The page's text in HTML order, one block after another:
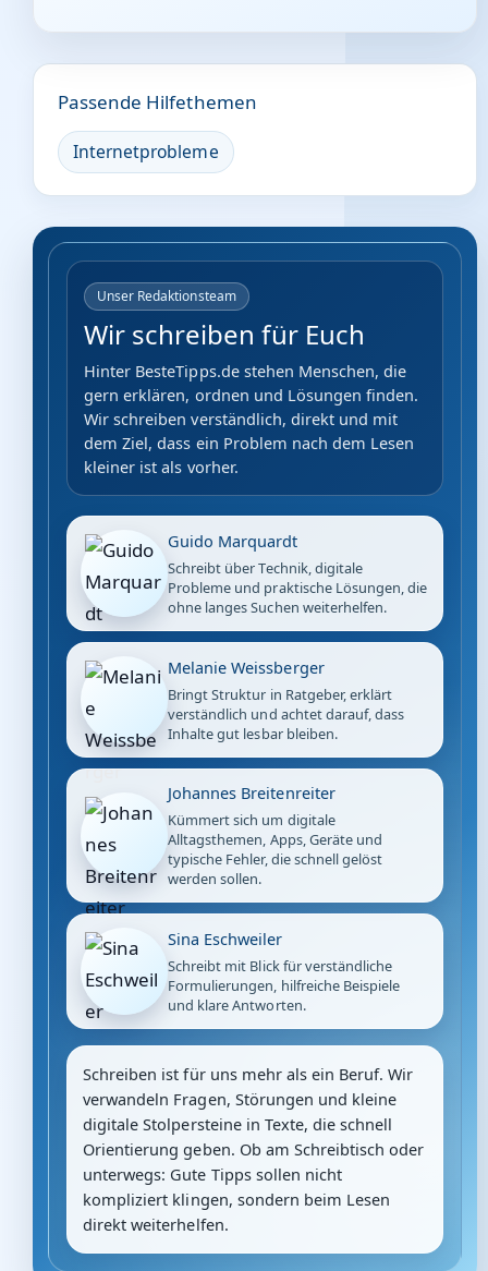
Passende Hilfethemen
Internetprobleme
Unser Redaktionsteam
Wir schreiben für Euch
Hinter BesteTipps.de stehen Menschen, die
gern erklären, ordnen und Lösungen finden.
Wir schreiben verständlich, direkt und mit
dem Ziel, dass ein Problem nach dem Lesen
kleiner ist als vorher.
Guido Marquardt
Schreibt über Technik, digitale
Probleme und praktische Lösungen, die
ohne langes Suchen weiterhelfen.
Melanie Weissberger
Bringt Struktur in Ratgeber, erklärt
verständlich und achtet darauf, dass
Inhalte gut lesbar bleiben.
Johannes Breitenreiter
Kümmert sich um digitale
Alltagsthemen, Apps, Geräte und
typische Fehler, die schnell gelöst
werden sollen.
Sina Eschweiler
Schreibt mit Blick für verständliche
Formulierungen, hilfreiche Beispiele
und klare Antworten.
Schreiben ist für uns mehr als ein Beruf. Wir
verwandeln Fragen, Störungen und kleine
digitale Stolpersteine in Texte, die schnell
Orientierung geben. Ob am Schreibtisch oder
unterwegs: Gute Tipps sollen nicht
kompliziert klingen, sondern beim Lesen
direkt weiterhelfen.